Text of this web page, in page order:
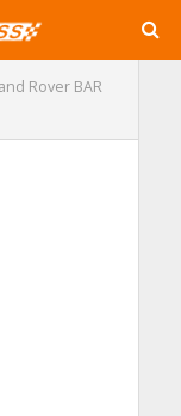
Rover BAR